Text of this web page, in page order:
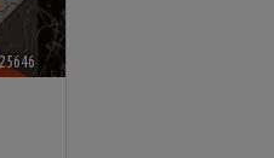
🔗